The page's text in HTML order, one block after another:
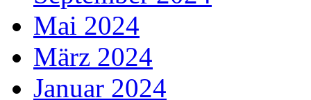
Mai 2024
März 2024
Januar 2024